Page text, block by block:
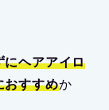
にヘアアイロ
おすすめか